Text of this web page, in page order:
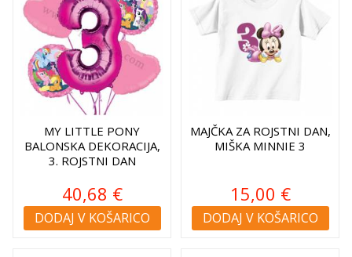
MY LITTLE PONY
BALONSKA DEKORACIJA,
3. ROJSTNI DAN
40,68 €
DODAJ V KOŠARICO
MAJČKA ZA ROJSTNI DAN,
MIŠKA MINNIE 3
15,00 €
DODAJ V KOŠARICO